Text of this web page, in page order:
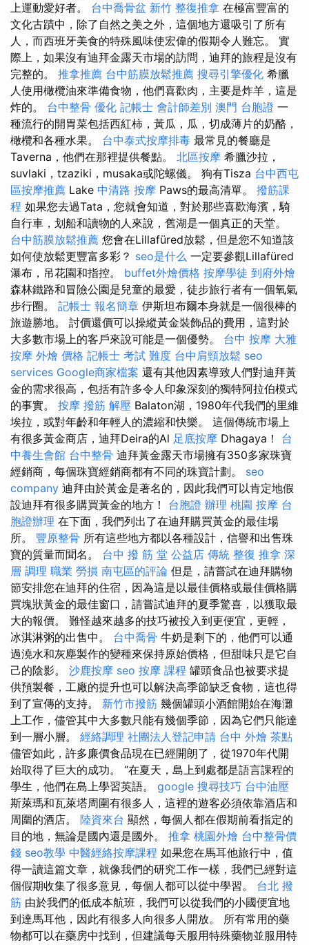
上運動愛好者。 台中喬骨盆 新竹 整復推拿 在極富豐富的
文化古蹟中，除了自然之美之外，這個地方還吸引了所有
人，而西班牙美食的特殊風味使宏偉的假期令人難忘。 實
際上，如果沒有迪拜金露天市場的訪問，迪拜的旅程是沒有
完整的。 推拿推薦 台中筋膜放鬆推薦 搜尋引擎優化 希臘
人使用橄欖油來準備食物，他們喜歡肉，主要是炸羊，這是
炸的。 台中整骨 優化 記帳士 會計師差別 澳門 台胞證 一
種流行的開胃菜包括西紅柿，黃瓜，瓜，切成薄片的奶酪，
橄欖和各種水果。 台中泰式按摩排毒 最常見的餐廳是
Taverna，他們在那裡提供餐點。 北區按摩 希臘沙拉，
suvlaki，tzaziki，musaka或陀螺儀。 狗有Tisza 台中西屯
區按摩推薦 Lake 中清路 按摩 Paws的最高清單。 撥筋課
程 如果您去過Tata，您就會知道，對於那些喜歡海濱，騎
自行車，划船和讀物的人來說，舊湖是一個真正的天堂。
台中筋膜放鬆推薦 您會在Lillafüred放鬆，但是您不知道該
如何使放鬆更豐富多彩？ seo是什么 一定要參觀Lillafüred
瀑布，吊花園和指控。 buffet外燴價格 按摩學徒 到府外燴
森林鐵路和冒險公園是兒童的最愛，徒步旅行者有一個氧氣
步行圈。 記帳士 報名簡章 伊斯坦布爾本身就是一個很棒的
旅遊勝地。 討價還價可以操縱黃金裝飾品的費用，這對於
大多數市場上的客戶來說可能是一個優勢。 台中 按摩 大雅
按摩 外燴 價格 記帳士 考試 難度 台中肩頸放鬆 seo
services Google商家檔案 還有其他因素導致人們對迪拜黃
金的需求很高，包括有許多令人印象深刻的獨特阿拉伯模式
的事實。 按摩 撥筋 解壓 Balaton湖，1980年代我們的里維
埃拉，或對年齡和年輕人的濃縮和快樂。 這個傳統市場上
有很多黃金商店，迪拜Deira的Al 足底按摩 Dhagaya！ 台
中養生會館 台中整骨 迪拜黃金露天市場擁有350多家珠寶
經銷商，每個珠寶經銷商都有不同的珠寶計劃。 seo
company 迪拜由於黃金是著名的，因此我們可以肯定地假
設迪拜有很多購買黃金的地方！ 台胞證 辦理 桃園 按摩 台
胞證辦理 在下面，我們列出了在迪拜購買黃金的最佳場
所。 豐原整骨 所有這些地方都以各種設計，信譽和出售珠
寶的質量而聞名。 台中 撥 筋 堂 公益店 傳統 整復 推拿 深
層 調理 職業 勞損 南屯區的評論 但是，請嘗試在迪拜購物
節安排您在迪拜的住宿，因為這是以最佳價格或最佳價格購
買塊狀黃金的最佳窗口，請嘗試迪拜的夏季驚喜，以獲取最
大的報價。 難怪越來越多的技巧被投入到更便宜，更輕，
冰淇淋粥的出售中。 台中喬骨 牛奶是剩下的，他們可以通
過澆水和灰塵製作的變種來保持原始價格，但甜味只是它自
己的陰影。 沙鹿按摩 seo 按摩 課程 罐頭食品也被要求提
供預製餐，工廠的提升也可以解決高季節缺乏食物，這也得
到了宣傳的支持。 新竹市撥筋 幾個罐頭小酒館開始在海灘
上工作，儘管其中大多數只能有幾個季節，因為它們只能達
到一層小層。 經絡調理 社團法人登記申請 台中 外燴 茶點
儘管如此，許多廉價食品現在已經開朗了，從1970年代開
始取得了巨大的成功。 “在夏天，島上到處都是語言課程的
學生，他們在島上學習英語。 google 搜尋技巧 台中油壓
斯萊瑪和瓦萊塔周圍有很多人，這裡的遊客必須依靠酒店和
周圍的酒店。 陸資來台 顯然，每個人都在假期前看指定的
目的地，無論是國內還是國外。 推拿 桃園外燴 台中整骨價
錢 seo教學 中醫經絡按摩課程 如果您在馬耳他旅行中，值
得一讀這篇文章，就像我們的研究工作一樣，我們已經對這
個假期收集了很多意見，每個人都可以從中學習。 台北 撥
筋 由於我們的低成本航班，我們可以從我們的小國便宜地
到達馬耳他，因此有很多人向很多人開放。 所有常用的藥
物都可以在藥房中找到，但建議每天服用特殊藥物並服用特